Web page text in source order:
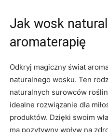
Jak wosk
‍aromaterapię
Odkryj magiczny świat
‌naturalnego wosku. Ten
naturalnych ⁢surowców
idealne rozwiązanie dla
produktów. Dzięki swoim⁢
ma pozytywny wpływ‌ na